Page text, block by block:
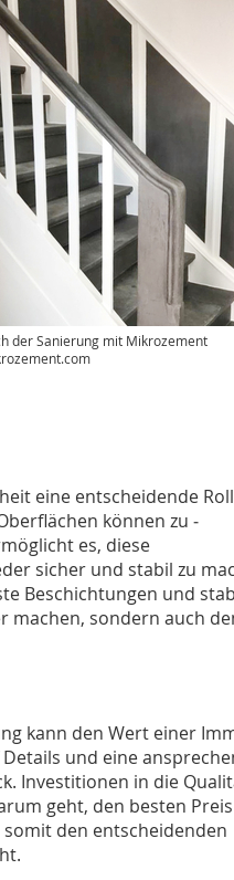
der Sanierung mit Mikrozement
eine entscheidende
können zu
es, diese
sicher und stabil zu
Beschichtungen und
machen, sondern auch
kann den Wert einer
und eine
Investi­tionen in die
geht, den besten
somit den entscheidenden